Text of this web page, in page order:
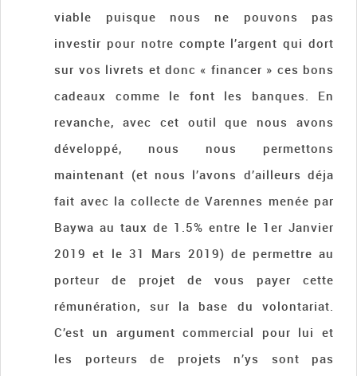
viable puisque nous ne pouvons pas
investir pour notre compte l’argent qui dort
sur vos livrets et donc « financer » ces bons
cadeaux comme le font les banques. En
revanche, avec cet outil que nous avons
développé, nous nous permettons
maintenant (et nous l’avons d’ailleurs déja
fait avec la collecte de Varennes menée par
Baywa au taux de 1.5% entre le 1er Janvier
2019 et le 31 Mars 2019) de permettre au
porteur de projet de vous payer cette
rémunération, sur la base du volontariat.
C’est un argument commercial pour lui et
les porteurs de projets n’ys sont pas